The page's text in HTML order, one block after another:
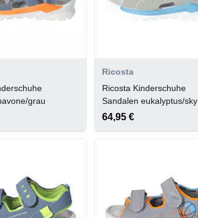
grau
Ricosta
Ricosta Kinderschuhe
Sandalen eukalyptus/sky
64,95 €